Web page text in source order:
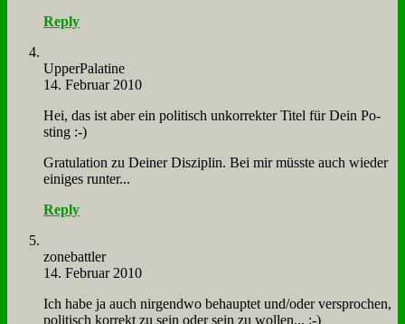
Reply
Up­per­Pa­la­ti­ne
14. Februar 2010
Hei, das ist aber ein po­li­tisch un­kor­rek­ter Ti­tel für Dein Po­
sting :-)
Gra­tu­la­ti­on zu Dei­ner Dis­zi­plin. Bei mir müss­te auch wie­der
ei­ni­ges run­ter...
Reply
zone­batt­ler
14. Februar 2010
Ich ha­be ja auch nir­gend­wo be­haup­tet und/oder ver­spro­chen,
po­li­tisch kor­rekt zu sein oder sein zu wol­len... ;-)